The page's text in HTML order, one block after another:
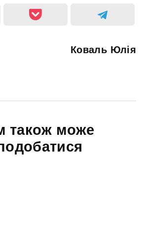
Коваль Юлія
також може